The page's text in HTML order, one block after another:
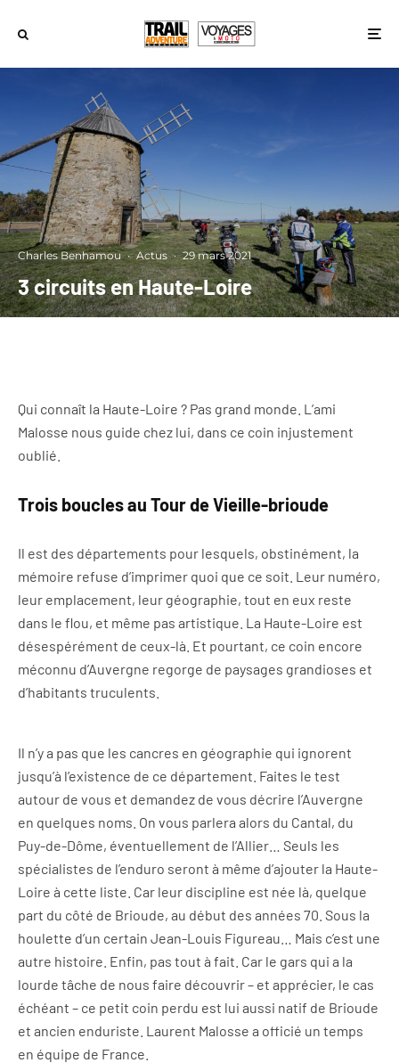
Charles Benhamou · Actus · 29 mars 2021
3 circuits en Haute-Loire
Qui connaît la Haute-Loire ? Pas grand monde. L’ami
Malosse nous guide chez lui, dans ce coin injustement
oublié.
Trois boucles au Tour de Vieille-brioude
Il est des départements pour lesquels, obstinément, la
mémoire refuse d’imprimer quoi que ce soit. Leur numéro,
leur emplacement, leur géographie, tout en eux reste
dans le flou, et même pas artistique. La Haute-Loire est
désespérément de ceux-là. Et pourtant, ce coin encore
méconnu d’Auvergne regorge de paysages grandioses et
d’habitants truculents.
Il n’y a pas que les cancres en géographie qui ignorent
jusqu’à l’existence de ce département. Faites le test
autour de vous et demandez de vous décrire l’Auvergne
en quelques noms. On vous parlera alors du Cantal, du
Puy-de-Dôme, éventuellement de l’Allier… Seuls les
spécialistes de l’enduro seront à même d’ajouter la Haute-
Loire à cette liste. Car leur discipline est née là, quelque
part du côté de Brioude, au début des années 70. Sous la
houlette d’un certain Jean-Louis Figureau… Mais c’est une
autre histoire. Enfin, pas tout à fait. Car le gars qui a la
lourde tâche de nous faire découvrir – et apprécier, le cas
échéant – ce petit coin perdu est lui aussi natif de Brioude
et ancien enduriste. Laurent Malosse a officié un temps
en équipe de France.